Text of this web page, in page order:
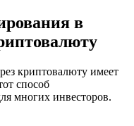
в
криптовалюту имеет
способ
многих инвесторов.